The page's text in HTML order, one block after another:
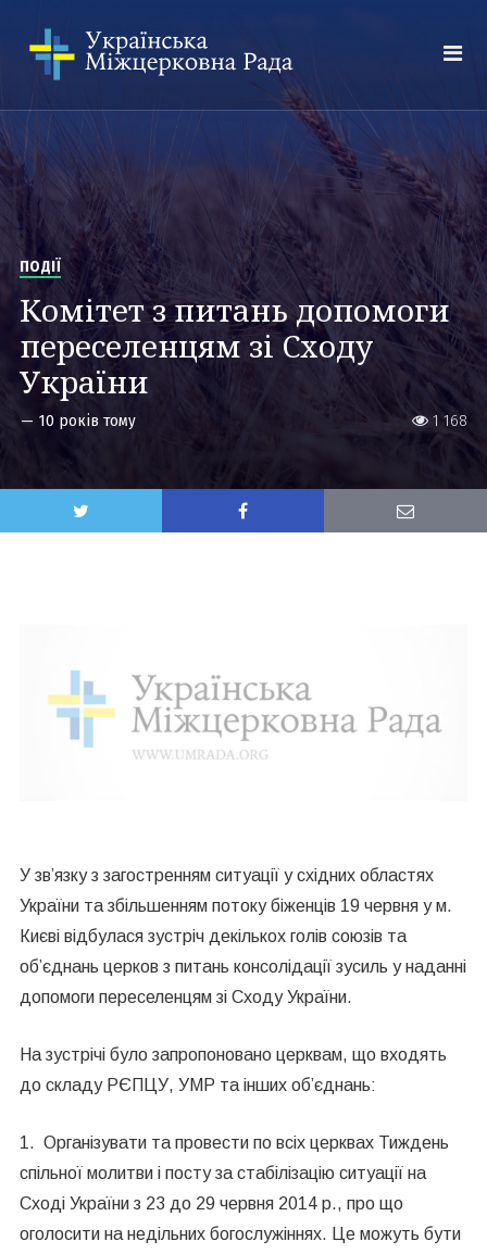
1 168
ПОДІЇ
Комітет з питань допомоги
переселенцям зі Сходу
України
— 10 років тому
У зв’язку з загостренням ситуації у східних областях
України та збільшенням потоку біженців 19 червня у м.
Києві відбулася зустріч декількох голів союзів та
об’єднань церков з питань консолідації зусиль у наданні
допомоги переселенцям зі Сходу України.
На зустрічі було запропоновано церквам, що входять
до складу РЄПЦУ, УМР та інших об’єднань:
1. Організувати та провести по всіх церквах Тиждень
спільної молитви і посту за стабілізацію ситуації на
Сході України з 23 до 29 червня 2014 р., про що
оголосити на недільних богослужіннях. Це можуть бути